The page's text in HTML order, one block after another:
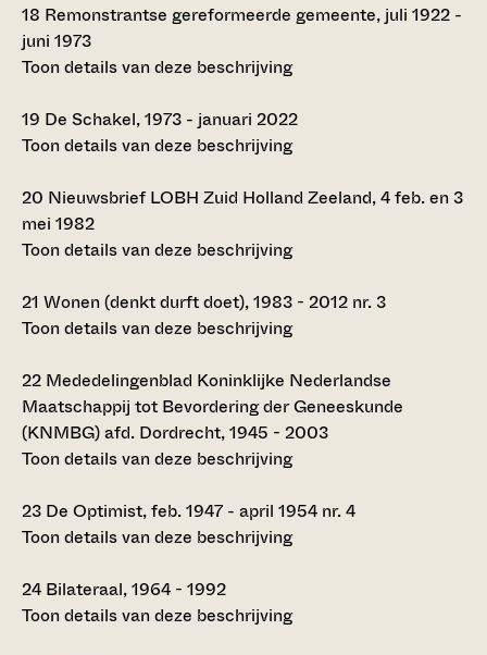
18 Remonstrantse gereformeerde gemeente, juli 1922 -
juni 1973
Toon details van deze beschrijving
19 De Schakel, 1973 - januari 2022
Toon details van deze beschrijving
20 Nieuwsbrief LOBH Zuid Holland Zeeland, 4 feb. en 3
mei 1982
Toon details van deze beschrijving
21 Wonen (denkt durft doet), 1983 - 2012 nr. 3
Toon details van deze beschrijving
22 Mededelingenblad Koninklijke Nederlandse
Maatschappij tot Bevordering der Geneeskunde
(KNMBG) afd. Dordrecht, 1945 - 2003
Toon details van deze beschrijving
23 De Optimist, feb. 1947 - april 1954 nr. 4
Toon details van deze beschrijving
24 Bilateraal, 1964 - 1992
Toon details van deze beschrijving